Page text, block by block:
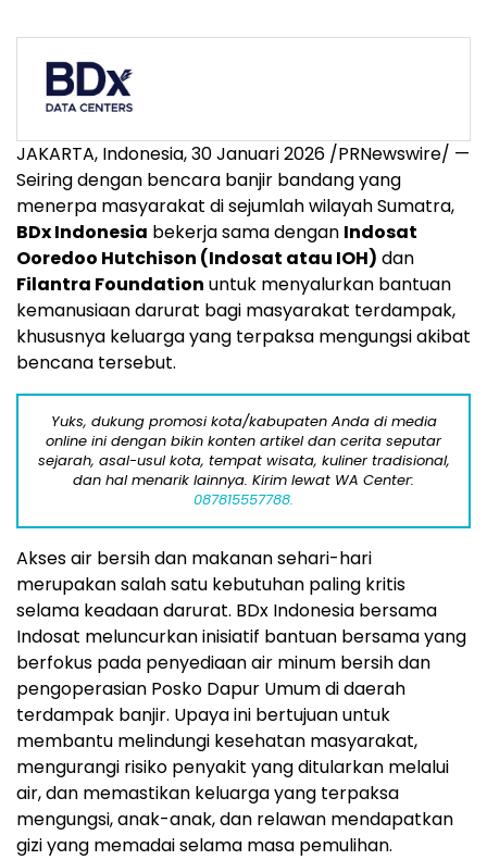
JAKARTA, Indonesia, 30 Januari 2026 /PRNewswire/ —
Seiring dengan bencara banjir bandang yang
menerpa masyarakat di sejumlah wilayah Sumatra,
BDx Indonesia bekerja sama dengan Indosat
Ooredoo Hutchison (Indosat atau IOH) dan
Filantra Foundation untuk menyalurkan bantuan
kemanusiaan darurat bagi masyarakat terdampak,
khususnya keluarga yang terpaksa mengungsi akibat
bencana tersebut.
Yuks, dukung promosi kota/kabupaten Anda di media
online ini dengan bikin konten artikel dan cerita seputar
sejarah, asal-usul kota, tempat wisata, kuliner tradisional,
dan hal menarik lainnya. Kirim lewat WA Center:
087815557788.
Akses air bersih dan makanan sehari-hari
merupakan salah satu kebutuhan paling kritis
selama keadaan darurat. BDx Indonesia bersama
Indosat meluncurkan inisiatif bantuan bersama yang
berfokus pada penyediaan air minum bersih dan
pengoperasian Posko Dapur Umum di daerah
terdampak banjir. Upaya ini bertujuan untuk
membantu melindungi kesehatan masyarakat,
mengurangi risiko penyakit yang ditularkan melalui
air, dan memastikan keluarga yang terpaksa
mengungsi, anak-anak, dan relawan mendapatkan
gizi yang memadai selama masa pemulihan.